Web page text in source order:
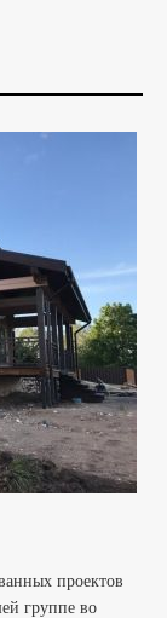
проектов
группе во